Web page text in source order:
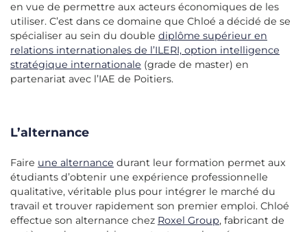
en vue de permettre aux acteurs économiques de les
utiliser. C’est dans ce domaine que Chloé a décidé de se
spécialiser au sein du double diplôme supérieur en
relations internationales de l’ILERI, option intelligence
stratégique internationale (grade de master) en
partenariat avec l’IAE de Poitiers.
L’alternance
Faire une alternance durant leur formation permet aux
étudiants d’obtenir une expérience professionnelle
qualitative, véritable plus pour intégrer le marché du
travail et trouver rapidement son premier emploi. Chloé
effectue son alternance chez Roxel Group, fabricant de